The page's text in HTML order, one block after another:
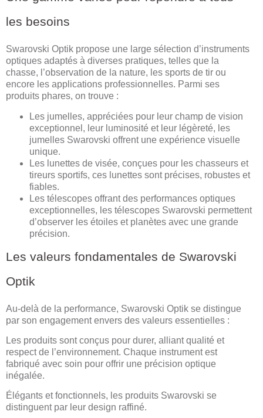
les besoins
Swarovski Optik propose une large sélection d’instruments
optiques adaptés à diverses pratiques, telles que la
chasse, l’observation de la nature, les sports de tir ou
encore les applications professionnelles. Parmi ses
produits phares, on trouve :
Les jumelles, appréciées pour leur champ de vision
exceptionnel, leur luminosité et leur légèreté, les
jumelles Swarovski offrent une expérience visuelle
unique.
Les lunettes de visée, conçues pour les chasseurs et
tireurs sportifs, ces lunettes sont précises, robustes et
fiables.
Les télescopes offrant des performances optiques
exceptionnelles, les télescopes Swarovski permettent
d’observer les étoiles et planètes avec une grande
précision.
Les valeurs fondamentales de Swarovski
Optik
Au-delà de la performance, Swarovski Optik se distingue
par son engagement envers des valeurs essentielles :
Les produits sont conçus pour durer, alliant qualité et
respect de l’environnement. Chaque instrument est
fabriqué avec soin pour offrir une précision optique
inégalée.
Élégants et fonctionnels, les produits Swarovski se
distinguent par leur design raffiné.